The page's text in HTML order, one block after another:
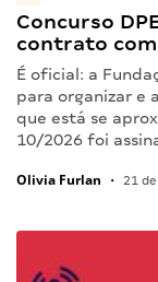
Concurso
contrato com
É oficial: a
para organizar e
que está se
10/2026 foi
Olivia Furlan • 21